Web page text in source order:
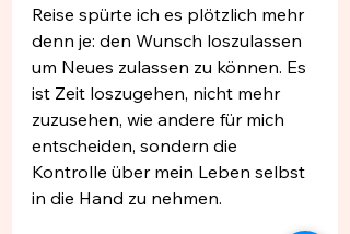
Reise spürte ich es plötzlich mehr
denn je: den Wunsch loszulassen
um Neues zulassen zu können. Es
ist Zeit loszugehen, nicht mehr
zuzusehen, wie andere für mich
entscheiden, sondern die
Kontrolle über mein Leben selbst
in die Hand zu nehmen.